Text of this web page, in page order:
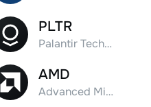
PLTR
Palantir Technologies Inc. Class A Common Stock
AMD
Advanced Micro Devices